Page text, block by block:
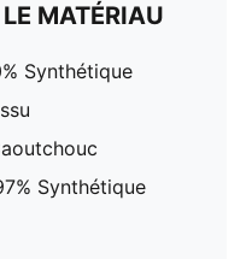
MATÉRIAU
Synthétique
Synthétique